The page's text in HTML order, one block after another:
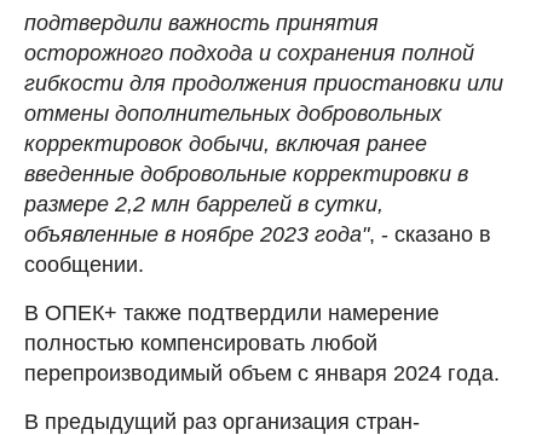
подтвердили важность принятия
осторожного подхода и сохранения полной
гибкости для продолжения приостановки или
отмены дополнительных добровольных
корректировок добычи, включая ранее
введенные добровольные корректировки в
размере 2,2 млн баррелей в сутки,
объявленные в ноябре 2023 года", - сказано в
сообщении.
В ОПЕК+ также подтвердили намерение
полностью компенсировать любой
перепроизводимый объем с января 2024 года.
В предыдущий раз организация стран-